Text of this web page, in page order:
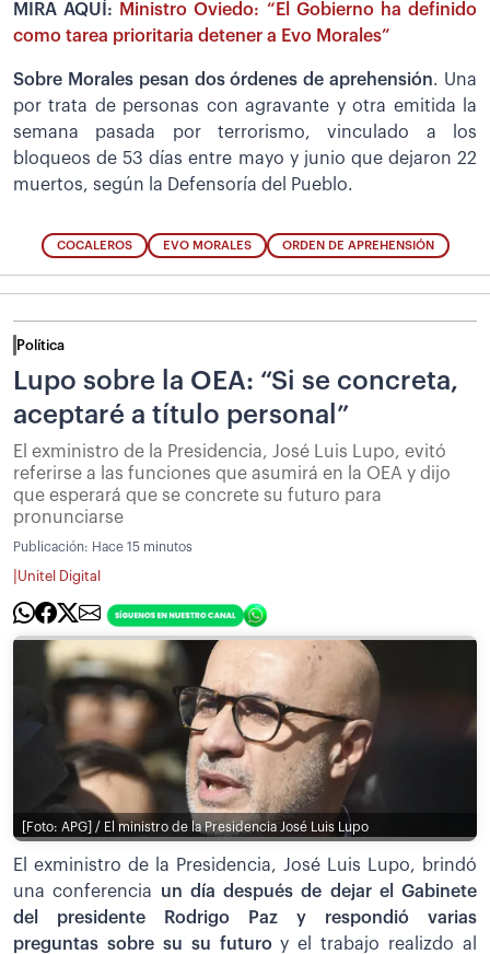
MIRA AQUÍ: Ministro Oviedo: “El Gobierno ha definido
como tarea prioritaria detener a Evo Morales”
Sobre Morales pesan dos órdenes de aprehensión. Una
por trata de personas con agravante y otra emitida la
semana pasada por terrorismo, vinculado a los
bloqueos de 53 días entre mayo y junio que dejaron 22
muertos, según la Defensoría del Pueblo.
COCALEROS EVO MORALES ORDEN DE APREHENSIÓN
Política
Lupo sobre la OEA: “Si se concreta,
aceptaré a título personal”
El exministro de la Presidencia, José Luis Lupo, evitó
referirse a las funciones que asumirá en la OEA y dijo
que esperará que se concrete su futuro para
pronunciarse
Publicación: Hace 15 minutos
Unitel Digital
[Foto: APG] / El ministro de la Presidencia José Luis Lupo
El exministro de la Presidencia, José Luis Lupo, brindó
una conferencia un día después de dejar el Gabinete
del presidente Rodrigo Paz y respondió varias
preguntas sobre su su futuroy el trabajo realizdo al